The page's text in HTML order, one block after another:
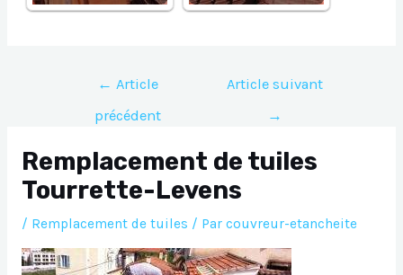
Navigation
l’article
← Article
précédent
Article suivant
→
Remplacement de tuiles
Tourrette-Levens
/ Remplacement de tuiles / Par couvreur-etancheite